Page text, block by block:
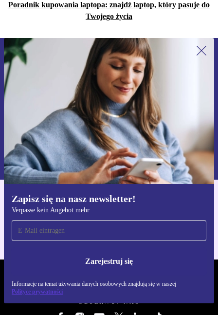
Poradnik kupowania laptopa: znajdź laptop, który pasuje do
Twojego życia
Zapisz się na nasz newsletter!
Verpasse kein Angebot mehr
Zarejestruj się
Informacje na temat używania danych osobowych znajdują się w naszej
Polityce prywatności
Zapisz się na nasz newsletter!
Nie przegap żadnej oferty.
Zarejestruj się
Informacje na temat używania danych osobowych znajdują się w
naszej
Polityce prywatności
Pobierz aplikację refurbed
Dla iOS i Android
OBSERWUJ NAS